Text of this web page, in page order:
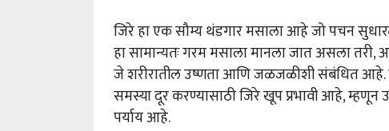
जिरे हा एक सौम्य थंडगार मसाला आहे जो पचन
हा सामान्यतः गरम मसाला मानला जात असला
जे शरीरातील उष्णता आणि जळजळीशी संबंधित
समस्या दूर करण्यासाठी जिरे खूप प्रभावी आहे, म्हणून
पर्याय आहे.